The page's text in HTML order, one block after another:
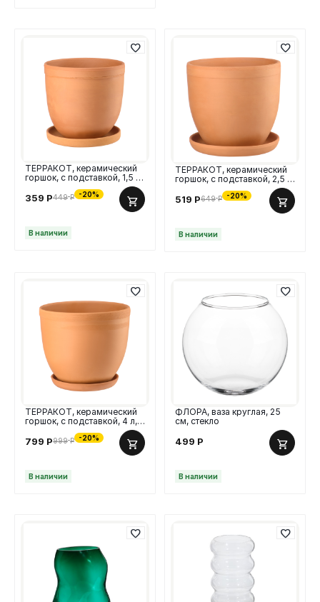
ТЕРРАКОТ, керамический
горшок, с подставкой, 1,5 л,
терракотовый
359 Р449 Р -20%
В наличии
ТЕРРАКОТ, керамический
горшок, с подставкой, 2,5 л,
519 Р649 Р -20%
В наличии
ТЕРРАКОТ, керамический
горшок, с подставкой, 4 л,
799 Р999 Р -20%
В наличии
ФЛОРА, ваза круглая, 25
см, стекло
499 Р
В наличии